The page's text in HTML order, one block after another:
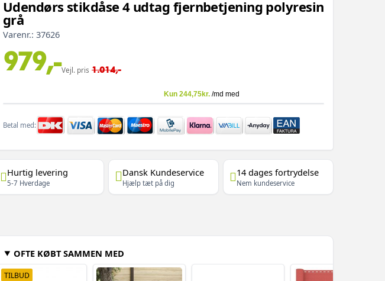
Udendørs stikdåse 4 udtag fjernbetjening polyresin
grå
Varenr.: 37626
979,-Vejl. pris 1.014,-
Betal med:
Hurtig levering
5-7 Hverdage
Dansk Kundeservice
Hjælp tæt på dig
14 dages fortrydelse
Nem kundeservice
OFTE KØBT SAMMEN MED
TILBUD